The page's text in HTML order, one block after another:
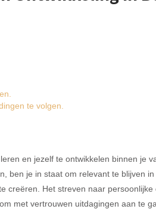
te volgen.
en jezelf te ontwikkelen binnen je
ben je in staat om relevant te blijven
creëren. Het streven naar persoonlijke
met vertrouwen uitdagingen aan te